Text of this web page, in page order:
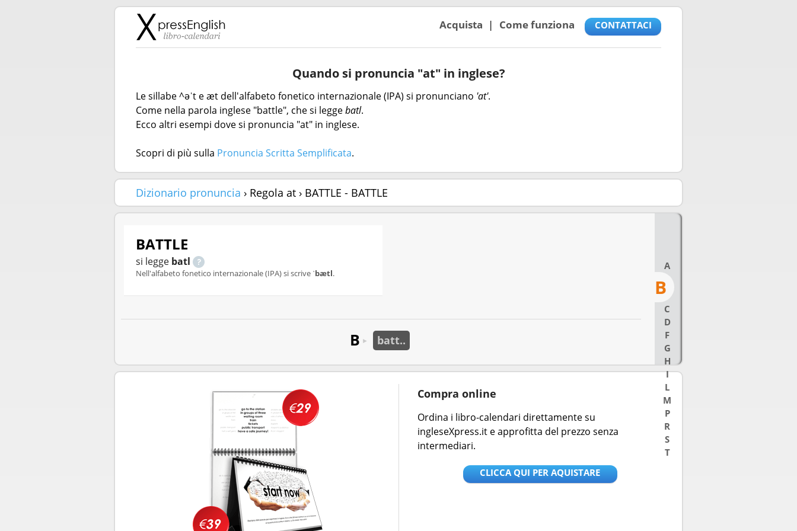
Acquista Come funziona CONTATTACI
Quando si pronuncia "at" in inglese?
Le sillabe ^əˈt e æt dell'alfabeto fonetico internazionale (IPA) si pronunciano 'at'.
Come nella parola inglese "battle", che si leggebatl.
Ecco altri esempi dove si pronuncia "at" in inglese.
Scopri di più sulla Pronuncia Scritta Semplificata.
Dizionario pronuncia › Regola at › BATTLE - BATTLE
A
B
C
D
F
G
H
I
L
M
P
R
S
T
BATTLE
si legge batl
Nell'alfabeto fonetico internazionale (IPA) si scrive ˈbætl.
B ► batt..
Compra online
Ordina i libro-calendari direttamente su
ingleseXpress.it e approfitta del prezzo senza
intermediari.
CLICCA QUI PER AQUISTARE